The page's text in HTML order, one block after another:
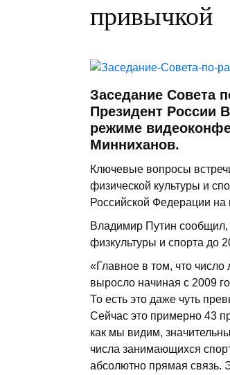
привычкой
Заседание Совета
Президент России
режиме
Минниханов.
Ключевые вопросы
физической культуры и
Российской Федерации на
Владимир Путин сообщил,
физкультуры и спорта до
«Главное в том, что
выросло начиная с 2009
То есть это даже чуть
Сейчас это примерно 43
как мы видим,
числа занимающихся
абсолютно прямая связь.